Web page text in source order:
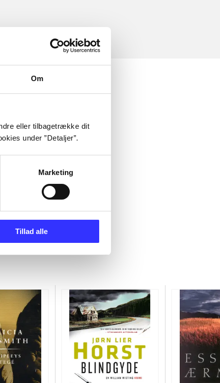
Om
eller tilbagetrække dit
under ”Detaljer”.
Marketing
Tillad alle